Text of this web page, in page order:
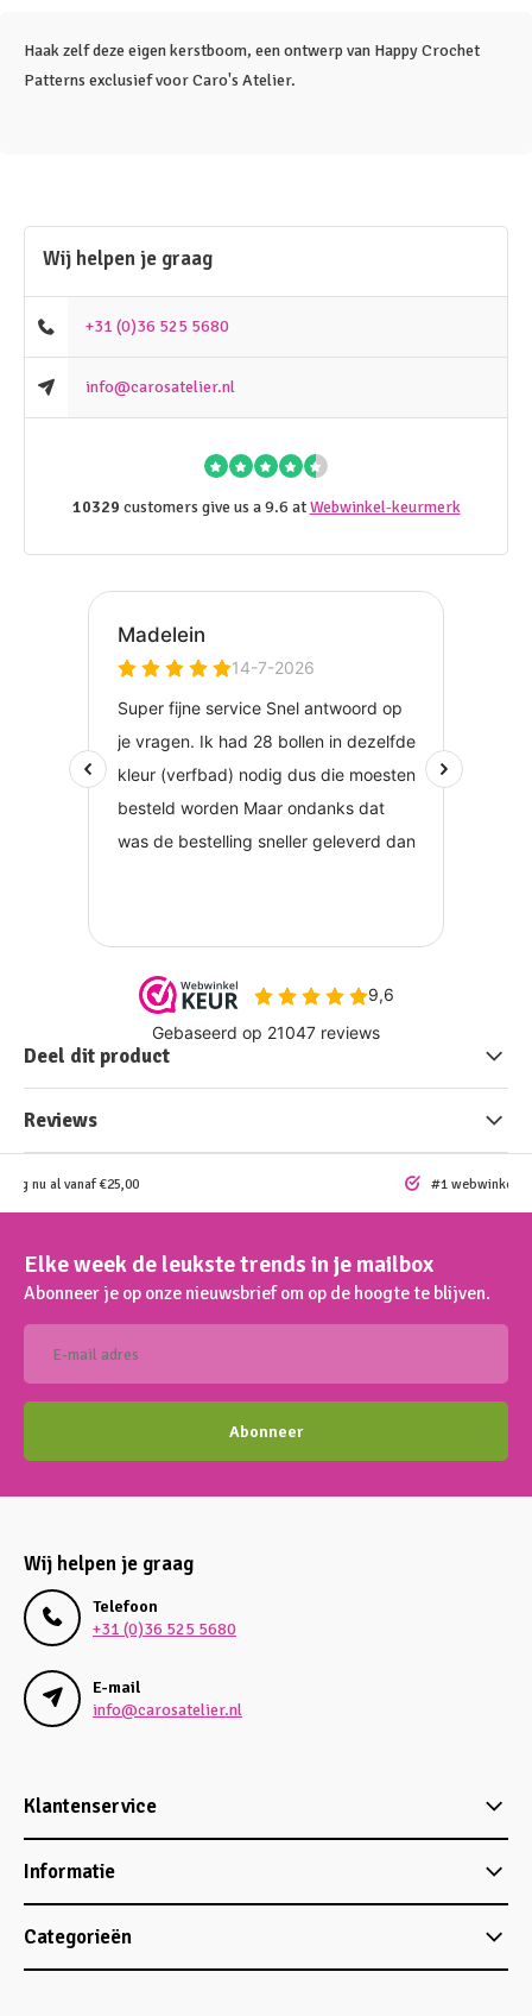
Haak zelf deze eigen kerstboom, een ontwerp van Happy Crochet
Patterns exclusief voor Caro's Atelier.
Wij helpen je graag
+31 (0)36 525 5680
info@carosatelier.nl
10329 customers give us a 9.6 atWebwinkel-keurmerk
Deel dit product
Reviews
nu al vanaf €25,00 #1 webwinkel
Elke week de leukste trends in je mailbox
Abonneer je op onze nieuwsbrief om op de hoogte te blijven.
Abonneer
Wij helpen je graag
Telefoon
+31 (0)36 525 5680
E-mail
info@carosatelier.nl
Klantenservice
Informatie
Categorieën